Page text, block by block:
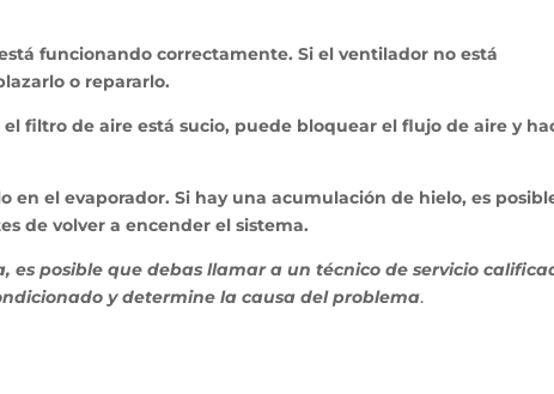
funcionando correctamente. Si el ventilador no está
o repararlo.
filtro de aire está sucio, puede bloquear el flujo de aire y
en el evaporador. Si hay una acumulación de hielo, es
de volver a encender el sistema.
es posible que debas llamar a un técnico de servicio
y determine la causa del problema.